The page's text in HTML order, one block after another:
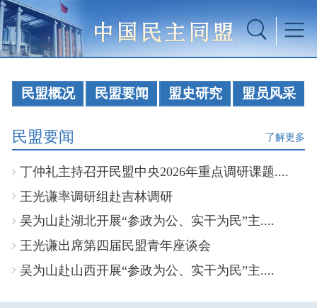
民盟概况 民盟要闻 盟史研究 盟员风采
民盟要闻 了解更多
丁仲礼主持召开民盟中央2026年重点调研课题....
王光谦率调研组赴吉林调研
吴为山赴湖北开展“参政为公、实干为民”主....
王光谦出席第四届民盟青年座谈会
吴为山赴山西开展“参政为公、实干为民”主....